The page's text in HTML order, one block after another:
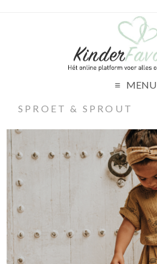
MENU
SPROET & SPROUT